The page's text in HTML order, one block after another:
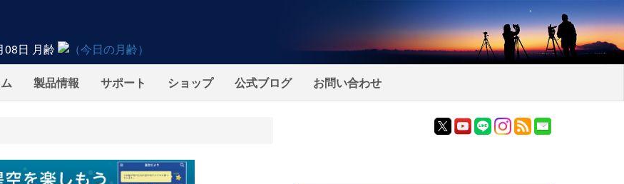
08日 月齢
製品情報 サポート ショップ 公式ブログ お問い合わせ